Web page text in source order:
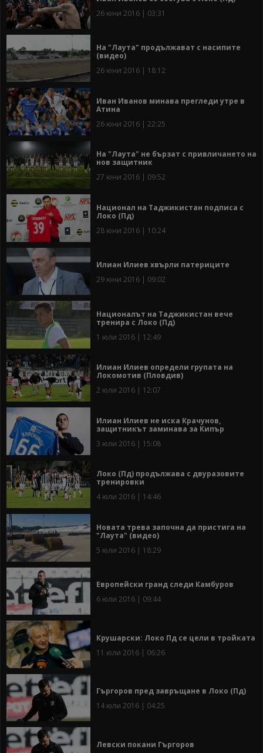
26 юни 2016 | 03:31
На "Лаута" продължават с насипите
(видео)
26 юни 2016 | 18:12
Иван Иванов минава прегледи утре в
Атина
26 юни 2016 | 22:25
На "Лаута" не бързат с привличането на
нов защитник
27 юни 2016 | 09:52
Национал на Таджикистан подписа с
Локо (Пд)
28 юни 2016 | 10:24
Илиан Илиев хвърли патериците
29 юни 2016 | 09:02
Националът на Таджикистан вече
тренира с Локо (Пд)
1 юли 2016 | 12:49
Илиан Илиев определи групата на
Локомотив (Пловдив)
2 юли 2016 | 12:07
Илиан Илиев не иска Крачунов,
защитникът заминава за Кипър
3 юли 2016 | 15:08
Локо (Пд) продължава с двуразовите
тренировки
4 юли 2016 | 14:46
Новата трева започна да пристига на
"Лаута" (видео)
5 юли 2016 | 18:29
Европейски гранд следи Камбуров
6 юли 2016 | 09:44
Крушарски: Локо Пд се цели в тройката
11 юли 2016 | 06:26
Гъргоров пред завръщане в Локо (Пд)
14 юли 2016 | 04:25
Левски покани Гъргоров